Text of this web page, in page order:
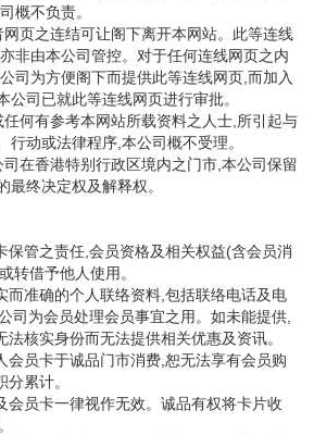
概不负责。
页之连结可让阁下离开本网站。此等连线
非由本公司管控。对于任何连线网页之内
司为方便阁下而提供此等连线网页,而加入
公司已就此等连线网页进行审批。
何有参考本网站所载资料之人士,所引起与
行动或法律程序,本公司概不受理。
在香港特别行政区境内之门市,本公司保留
最终决定权及解释权。
保管之责任,会员资格及相关权益(含会员消
转借予他人使用。
而准确的个人联络资料,包括联络电话及电
司为会员处理会员事宜之用。如未能提供,
法核实身份而无法提供相关优惠及资讯。
会员卡于诚品门市消费,恕无法享有会员购
累计。
会员卡一律视作无效。诚品有权将卡片收